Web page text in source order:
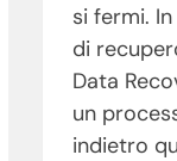
si fermi.
di
Data
un
indietro